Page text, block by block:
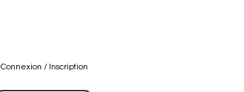
Connexion / Inscription